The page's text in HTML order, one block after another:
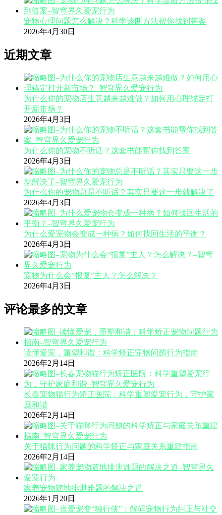
宠物心理问题怎么解决？科学诊断方法帮你找到答案
2026年4月30日
近期文章
为什么你的宠物店生意越来越难做？如何用心理锚定打
开新市场？
2026年4月3日
为什么你的宠物不听话？这套书能帮你找到答案
2026年4月3日
为什么你的宠物总是不听话？其实只要这一步就解决了
2026年4月3日
为什么爱宠物会变成一种病？如何找回生活的平衡？
2026年4月3日
宠物为什么会“报复”主人？怎么解决？
2026年4月3日
评论最多的文章
读懂爱宠，重塑和谐：科学矫正宠物问题行为指南
2026年2月14日
长春宠物猫行为矫正医院：科学重塑爱宠行为，守护家
庭和谐
2026年2月14日
关于猫咪行为问题的科学矫正与家庭关系重建指南
2026年2月14日
家养宠物随地排泄难题的解决之道
2026年1月20日